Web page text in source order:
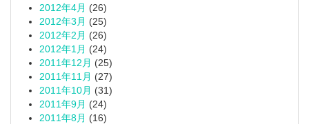
2012年4月 (26)
2012年3月 (25)
2012年2月 (26)
2012年1月 (24)
2011年12月 (25)
2011年11月 (27)
2011年10月 (31)
2011年9月 (24)
2011年8月 (16)